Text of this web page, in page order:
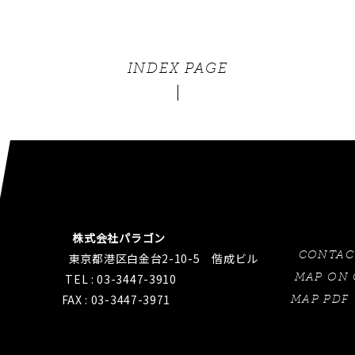
INDEX PAGE
株式会社パラゴン
東京都港区白金台2-10-5 偕成ビル
TEL : 03-3447-3910
FAX : 03-3447-3971
MAP ON
MAP PDF